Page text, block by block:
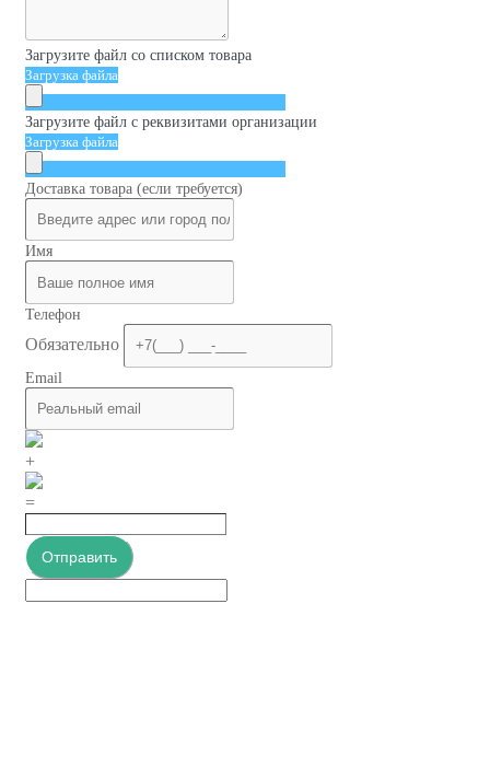
Загрузите файл со списком товара
Загрузка файла
Загрузите файл с реквизитами организации
Загрузка файла
Доставка товара (если требуется)
Имя
Телефон
Обязательно
Email
+
=
Отправить